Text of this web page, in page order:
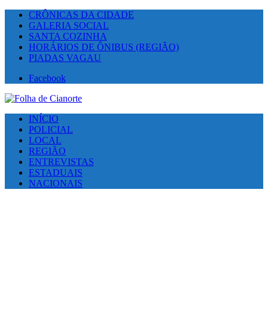
CRÔNICAS DA CIDADE
GALERIA SOCIAL
SANTA COZINHA
HORÁRIOS DE ÔNIBUS (REGIÃO)
PIADAS VAGAU
Facebook
INÍCIO
POLICIAL
LOCAL
REGIÃO
ENTREVISTAS
ESTADUAIS
NACIONAIS